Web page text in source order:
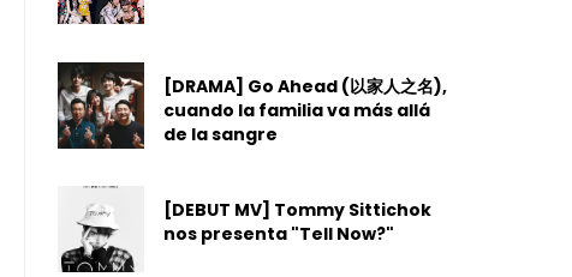
[DRAMA] Go Ahead (以家人之名),
cuando la familia va más allá
de la sangre
[DEBUT MV] Tommy Sittichok
nos presenta "Tell Now?"